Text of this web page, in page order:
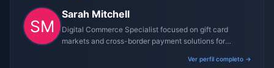
Sarah Mitchell
Digital Commerce Specialist focused on gift card
markets and cross-border payment solutions for
Ver perfil completo →